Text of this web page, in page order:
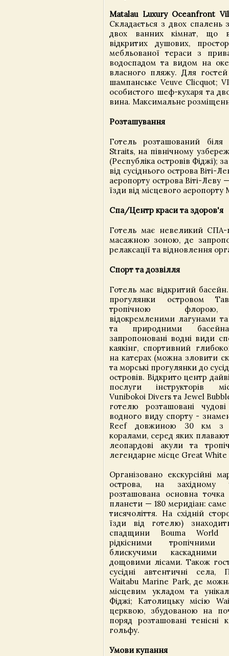
Matalau Luxury Oceanfront
Складається з двох спалень
двох ванних кімнат, що
відкритих душових,
мебльованої тераси з
водоспадом та видом на
власного пляжу. Для
шампанське Veuve Clicquot;
особистого шеф-кухаря та
вина. Максимальне
Розташування
Готель розташований біля
Straits, на північному
(Республіка островів Фіджі);
від сусіднього острова Віті-
аеропорту острова Віті-Леву
їзди від місцевого аеропорту
Спа/Центр краси та здоров'я
Готель має невеликий СПА-
масажною зоною, де
релаксації та відновлення
Спорт та дозвілля
Готель має відкритий
прогулянки островом
тропічною флорою,
відокремленими лагунами
та природними
запропоновані водні види
каякінг, спортивний
на катерах (можна зловити
та морські прогулянки до
островів. Відкрито центр
послуги інструкторів
Vunibokoi Divers та Jewel
готелю розташовані
водного виду спорту -
Reef довжиною 30 км з
коралами, серед яких
леопардові акули та
легендарне місце Great White
Організовано екскурсійні
острова, на західному
розташована основна точка
планети — 180 меридіан: саме
тисячоліття. На східній
їзди від готелю)
спадщини Bouma
рідкісними
блискучими каскадними
дощовими лісами. Також
сусідні автентичні села,
Waitabu Marine Park, де
місцевим укладом та
Фіджі; Католицьку місію
церквою, збудованою на
поряд розташовані
гольфу.
Умови купання